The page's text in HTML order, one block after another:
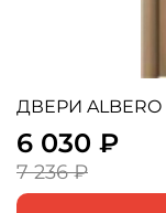
6 030 ₽
7 236 ₽